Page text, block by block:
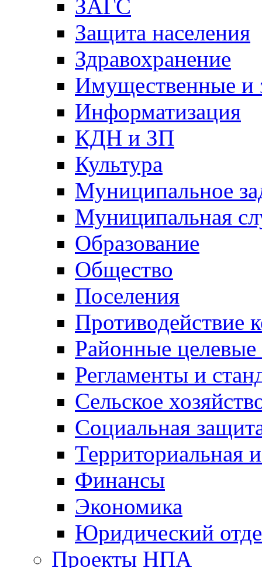
ЗАГС
Защита населения
Здравохранение
Имущественные и
Информатизация
КДН и ЗП
Культура
Муниципальное
Муниципальная
Образование
Общество
Поселения
Противодействие
Районные
Регламенты и
Сельское
Социальная
Территориальная
Финансы
Экономика
Юридический
Проекты НПА